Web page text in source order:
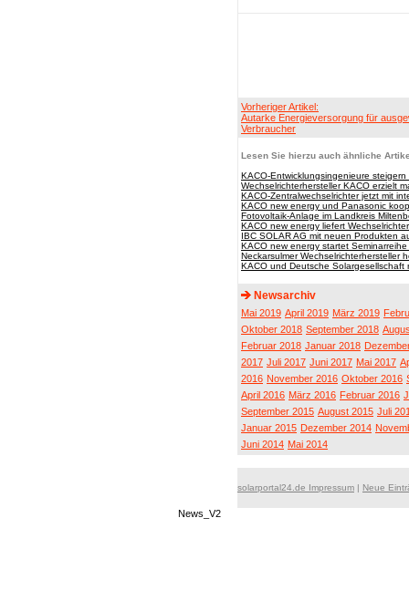
Vorheriger Artikel:
Autarke Energieversorgung für
Verbraucher
Lesen Sie hierzu auch ähnliche
KACO-Entwicklungsingenieure
Wechselrichterhersteller KACO erzielt
KACO-Zentralwechselrichter jetzt mit
KACO new energy und Panasonic
Fotovoltaik-Anlage im Landkreis
KACO new energy liefert
IBC SOLAR AG mit neuen Produkten
KACO new energy startet
Neckarsulmer Wechselrichterhersteller
KACO und Deutsche Solargesellschaft
Newsarchiv
Mai 2019 April 2019 März 2019
Oktober 2018 September 2018
Februar 2018 Januar 2018
2017 Juli 2017 Juni 2017 Mai 2017
2016 November 2016 Oktober 2016
April 2016 März 2016 Februar 2016
September 2015 August 2015 Juli
Januar 2015 Dezember 2014
Juni 2014 Mai 2014
solarportal24.de Impressum | Neue
News_V2